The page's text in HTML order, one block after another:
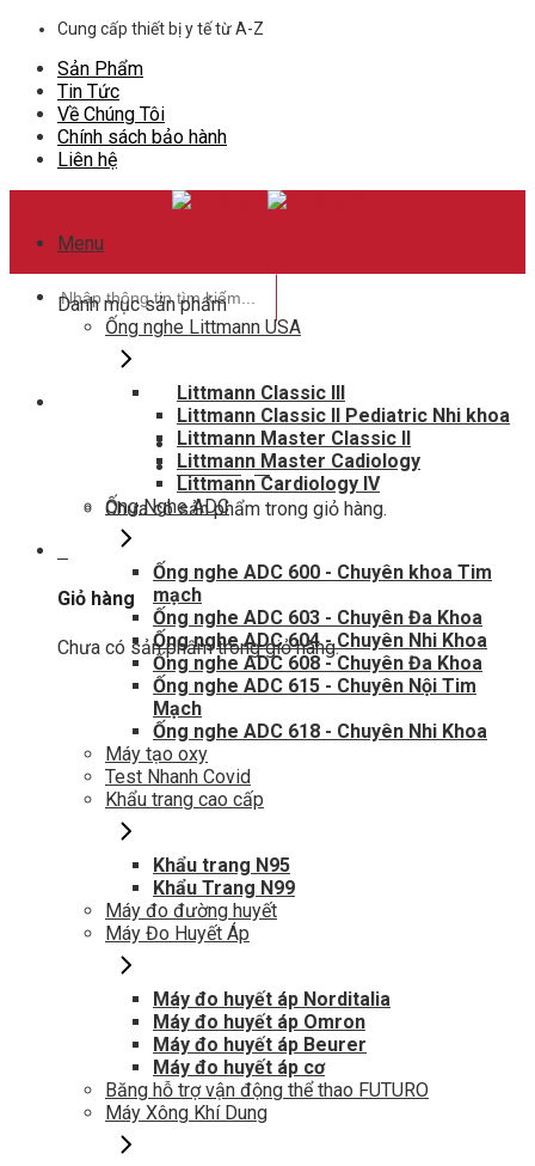
Skip
content
Cung cấp thiết bị y tế từ A-Z
Sản Phẩm
Tin Tức
Về Chúng Tôi
Chính sách bảo hành
Liên hệ
Menu
kiếm:
Hotline hỗ trợ
0948802788
Giỏ hàng0
Chưa có sản phẩm trong giỏ hàng.
Giỏ hàng
Chưa có sản phẩm trong giỏ hàng.
Danh mục sản phẩm
Ống nghe Littmann USA
Littmann Classic III
Littmann Classic II Pediatric Nhi khoa
Littmann Master Classic II
Littmann Master Cadiology
Littmann Cardiology IV
Ống Nghe ADC
Ống nghe ADC 600 - Chuyên khoa Tim
mạch
Ống nghe ADC 603 - Chuyên Đa Khoa
Ống nghe ADC 604 - Chuyên Nhi Khoa
Ống nghe ADC 608 - Chuyên Đa Khoa
Ống nghe ADC 615 - Chuyên Nội Tim
Mạch
Ống nghe ADC 618 - Chuyên Nhi Khoa
Máy tạo oxy
Test Nhanh Covid
Khẩu trang cao cấp
Khẩu trang N95
Khẩu Trang N99
Máy đo đường huyết
Máy Đo Huyết Áp
Máy đo huyết áp Norditalia
Máy đo huyết áp Omron
Máy đo huyết áp Beurer
Máy đo huyết áp cơ
Băng hỗ trợ vận động thể thao FUTURO
Máy Xông Khí Dung